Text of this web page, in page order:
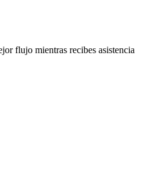
flujo mientras recibes asistencia